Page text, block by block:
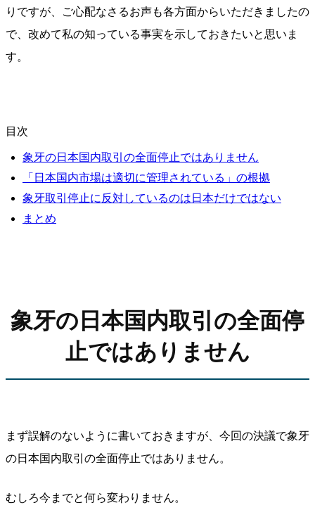
りですが、ご心配なさるお声も各方面からいただきましたの
で、改めて私の知っている事実を示しておきたいと思いま
す。
目次
象牙の日本国内取引の全面停止ではありません
「日本国内市場は適切に管理されている」の根拠
象牙取引停止に反対しているのは日本だけではない
まとめ
象牙の日本国内取引の全面停
止ではありません
まず誤解のないように書いておきますが、今回の決議で象牙
の日本国内取引の全面停止ではありません。
むしろ今までと何ら変わりません。